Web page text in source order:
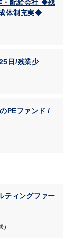
・配給会社 ◆残
体制充実◆
日/残業少
PEファンド /
ティングファー
)